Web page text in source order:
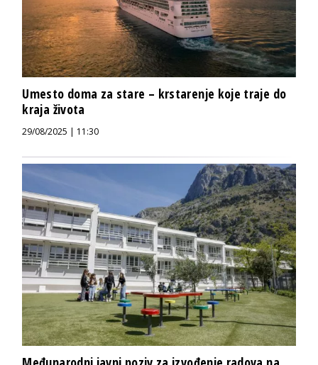
Umesto doma za stare – krstarenje koje traje do
kraja života
29/08/2025 | 11:30